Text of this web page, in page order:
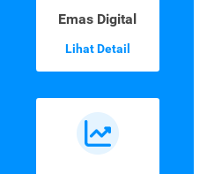
Emas Digital
Lihat Detail